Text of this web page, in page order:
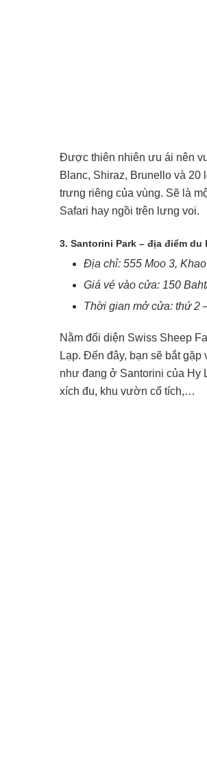
Được thiên nhiên ưu ái nên
Blanc, Shiraz, Brunello và
trưng riêng của vùng. Sẽ là
Safari hay ngồi trên lưng voi.
3. Santorini Park – địa điểm du
Địa chỉ: 555 Moo 3,
Giá vé vào cửa: 150
Thời gian mở cửa: thứ 2
Nằm đối diện Swiss Sheep
Lạp. Đến đây, bạn sẽ bắt
như đang ở Santorini của Hy
xích đu, khu vườn cổ tích,…